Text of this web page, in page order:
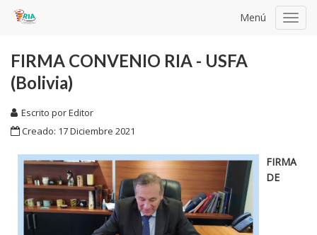
Menú
FIRMA CONVENIO RIA - USFA
(Bolivia)
Escrito porEditor
Creado: 17 Diciembre 2021
FIRMA
DE